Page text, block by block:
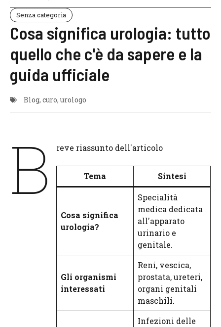
Senza categoria
Cosa significa urologia: tutto
quello che c'è da sapere e la
guida ufficiale
Blog, curo, urologo
B reve riassunto dell'articolo
Tema Sintesi
Cosa significa
urologia?
Specialità
medica dedicata
all'apparato
urinario e
genitale.
Gli organismi
interessati
Reni, vescica,
prostata, ureteri,
organi genitali
maschili.
Infezioni delle